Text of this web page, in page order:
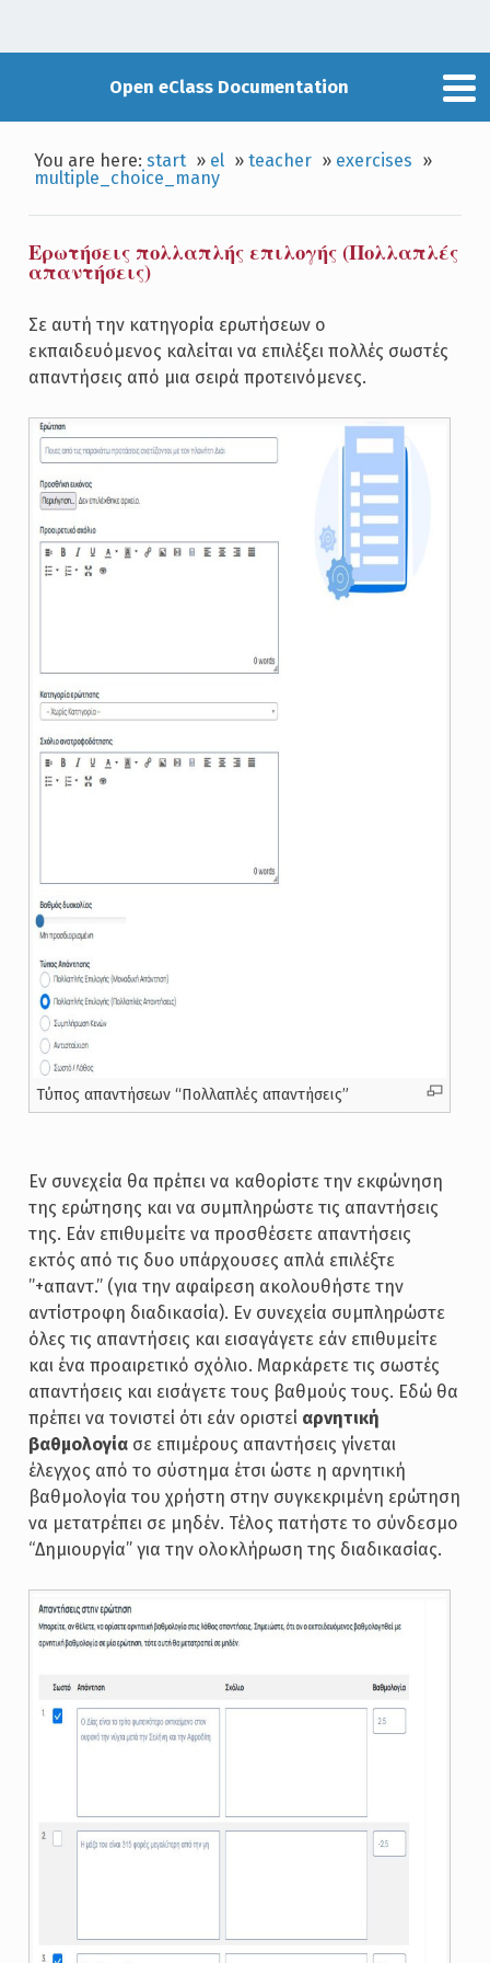
Open eClass Documentation
You are here:start » el »teacher » exercises »
multiple_choice_many
Ερωτήσεις πολλαπλής επιλογής (Πολλαπλές
απαντήσεις)
Σε αυτή την κατηγορία ερωτήσεων ο
εκπαιδευόμενος καλείται να επιλέξει πολλές σωστές
απαντήσεις από μια σειρά προτεινόμενες.
Τύπος απαντήσεων “Πολλαπλές απαντήσεις”
Εν συνεχεία θα πρέπει να καθορίστε την εκφώνηση
της ερώτησης και να συμπληρώστε τις απαντήσεις
της. Εάν επιθυμείτε να προσθέσετε απαντήσεις
εκτός από τις δυο υπάρχουσες απλά επιλέξτε
”+απαντ.” (για την αφαίρεση ακολουθήστε την
αντίστροφη διαδικασία). Εν συνεχεία συμπληρώστε
όλες τις απαντήσεις και εισαγάγετε εάν επιθυμείτε
και ένα προαιρετικό σχόλιο. Μαρκάρετε τις σωστές
απαντήσεις και εισάγετε τους βαθμούς τους. Εδώ θα
πρέπει να τονιστεί ότι εάν οριστεί αρνητική
βαθμολογίασε επιμέρους απαντήσεις γίνεται
έλεγχος από το σύστημα έτσι ώστε η αρνητική
βαθμολογία του χρήστη στην συγκεκριμένη ερώτηση
να μετατρέπει σε μηδέν. Τέλος πατήστε το σύνδεσμο
“Δημιουργία” για την ολοκλήρωση της διαδικασίας.